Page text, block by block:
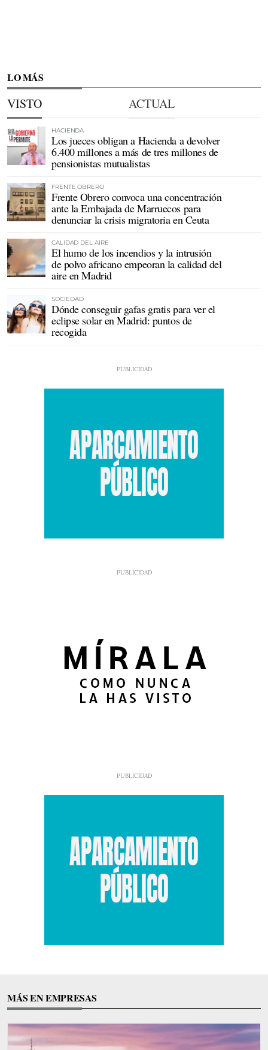
LO MÁS
VISTO ACTUAL
HACIENDA
Los jueces obligan a Hacienda a devolver
6.400 millones a más de tres millones de
pensionistas mutualistas
FRENTE OBRERO
Frente Obrero convoca una concentración
ante la Embajada de Marruecos para
denunciar la crisis migratoria en Ceuta
CALIDAD DEL AIRE
El humo de los incendios y la intrusión
de polvo africano empeoran la calidad del
aire en Madrid
SOCIEDAD
Dónde conseguir gafas gratis para ver el
eclipse solar en Madrid: puntos de
recogida
MÁS EN EMPRESAS